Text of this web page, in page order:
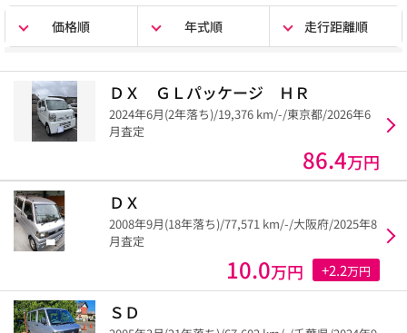
価格順 年式順 走行距離順
ＤＸ ＧＬパッケージ ＨＲ
2024年6月(2年落ち)/19,376 km/-/東京都/2026年6
月査定
86.4万円
ＤＸ
2008年9月(18年落ち)/77,571 km/-/大阪府/2025年8
月査定
10.0万円 +2.2万円
ＳＤ